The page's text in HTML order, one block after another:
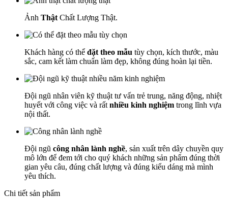
Ảnh Thật Chất Lượng Thật.
Khách hàng có thể đặt theo mẫu tùy chọn, kích thước, màu
sắc, cam kết làm chuẩn làm đẹp, không đúng hoàn lại tiền.
Đội ngũ nhân viên kỹ thuật tư vấn trẻ trung, năng động, nhiệt
huyết với công việc và rất nhiều kinh nghiệm trong lĩnh vựa
nội thất.
Đội ngũ công nhân lành nghề, sản xuất trên dây chuyền quy
mô lớn để đem tới cho quý khách những sản phẩm đúng thời
gian yêu câu, đúng chất lượng và đúng kiểu dáng mà mình
yêu thích.
Chi tiết sản phẩm